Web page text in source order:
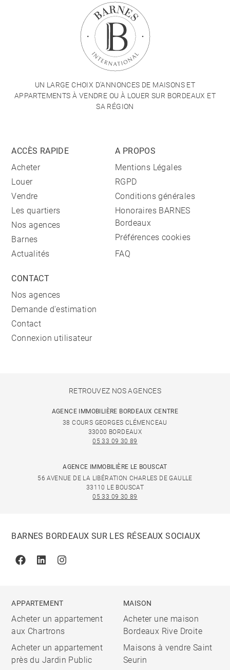
UN LARGE CHOIX D'ANNONCES DE MAISONS ET
APPARTEMENTS À VENDRE OU À LOUER SUR BORDEAUX ET
SA RÉGION
ACCÈS RAPIDE
Acheter
Louer
Vendre
Les quartiers
Nos agences
Barnes
Actualités
A PROPOS
Mentions Légales
RGPD
Conditions générales
Honoraires BARNES
Bordeaux
Préférences cookies
FAQ
CONTACT
Nos agences
Demande d'estimation
Contact
Connexion utilisateur
RETROUVEZ NOS AGENCES
AGENCE IMMOBILIÈRE BORDEAUX CENTRE
38 COURS GEORGES CLÉMENCEAU
33000 BORDEAUX
05 33 09 30 89
AGENCE IMMOBILIÈRE LE BOUSCAT
56 AVENUE DE LA LIBÉRATION CHARLES DE GAULLE
33110 LE BOUSCAT
05 33 09 30 89
BARNES BORDEAUX SUR LES RÉSEAUX SOCIAUX
FacebookLinkedinInstagram
APPARTEMENT
Acheter un appartement
aux Chartrons
Acheter un appartement
près du Jardin Public
MAISON
Acheter une maison
Bordeaux Rive Droite
Maisons à vendre Saint
Seurin